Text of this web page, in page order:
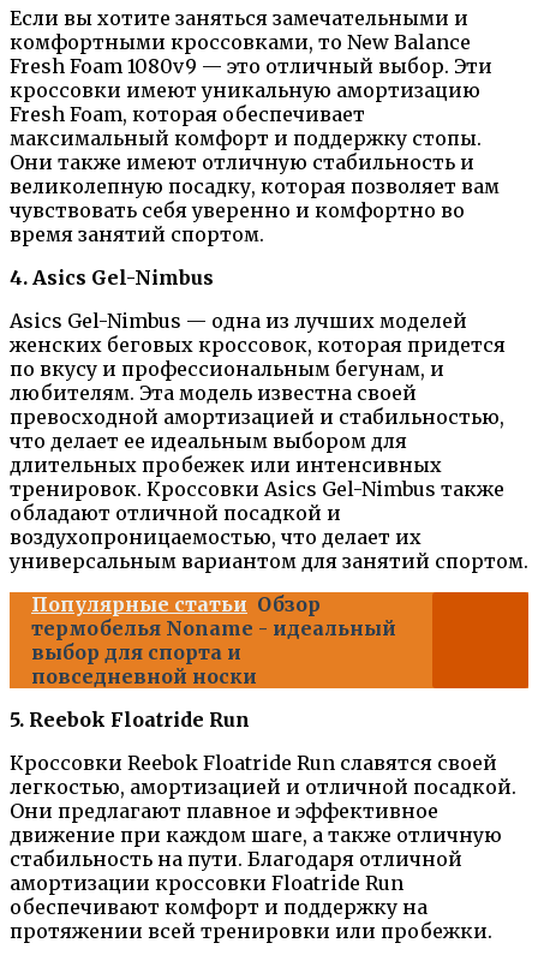
Если вы хотите заняться замечательными и
комфортными кроссовками, то New Balance
Fresh Foam 1080v9 — это отличный выбор. Эти
кроссовки имеют уникальную амортизацию
Fresh Foam, которая обеспечивает
максимальный комфорт и поддержку стопы.
Они также имеют отличную стабильность и
великолепную посадку, которая позволяет вам
чувствовать себя уверенно и комфортно во
время занятий спортом.
4. Asics Gel-Nimbus
Asics Gel-Nimbus — одна из лучших моделей
женских беговых кроссовок, которая придется
по вкусу и профессиональным бегунам, и
любителям. Эта модель известна своей
превосходной амортизацией и стабильностью,
что делает ее идеальным выбором для
длительных пробежек или интенсивных
тренировок. Кроссовки Asics Gel-Nimbus также
обладают отличной посадкой и
воздухопроницаемостью, что делает их
универсальным вариантом для занятий спортом.
Популярные статьи Обзор
термобелья Noname - идеальный
выбор для спорта и
повседневной носки
5. Reebok Floatride Run
Кроссовки Reebok Floatride Run славятся своей
легкостью, амортизацией и отличной посадкой.
Они предлагают плавное и эффективное
движение при каждом шаге, а также отличную
стабильность на пути. Благодаря отличной
амортизации кроссовки Floatride Run
обеспечивают комфорт и поддержку на
протяжении всей тренировки или пробежки.